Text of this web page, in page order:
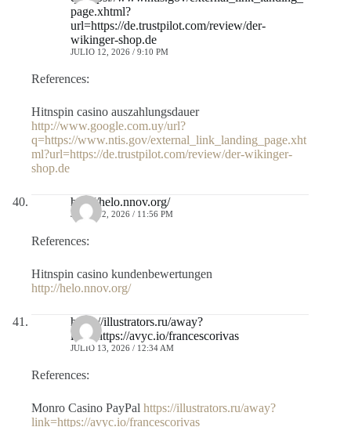
page.xhtml?
url=https://de.trustpilot.com/review/der-
wikinger-shop.de
JULIO 12, 2026 / 9:10 PM
References:
Hitnspin casino auszahlungsdauer
http://www.google.com.uy/url?
q=https://www.ntis.gov/external_link_landing_page.xht
ml?url=https://de.trustpilot.com/review/der-wikinger-
shop.de
http://helo.nnov.org/
JULIO 12, 2026 / 11:56 PM
References:
Hitnspin casino kundenbewertungen
http://helo.nnov.org/
https://illustrators.ru/away?
link=https://avyc.io/francescorivas
JULIO 13, 2026 / 12:34 AM
References:
Monro Casino PayPal https://illustrators.ru/away?
link=https://avyc.io/francescorivas